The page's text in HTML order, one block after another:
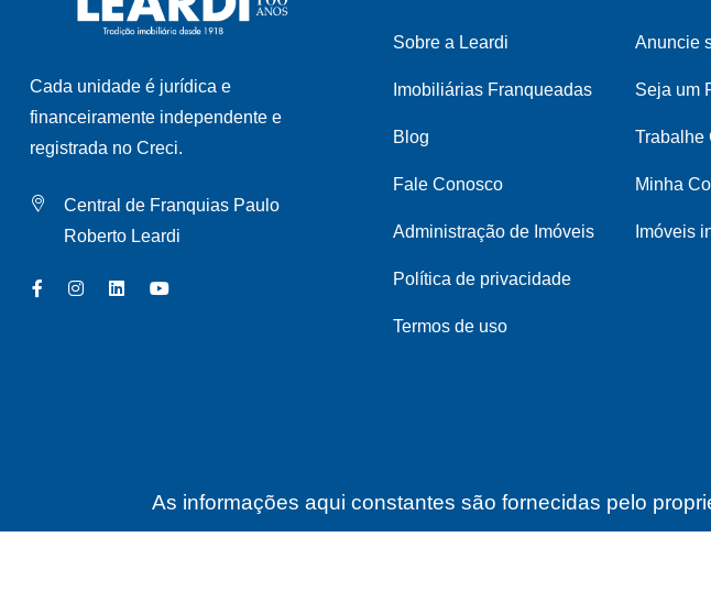
Cada unidade é jurídica e
financeiramente independente e
registrada no Creci.
Central de Franquias Paulo
Roberto Leardi
Sobre a Leardi
Imobiliárias Franqueadas
Blog
Fale Conosco
Administração de Imóveis
Política de privacidade
Termos de uso
Anuncie
Seja um
Trabalhe
Minha
Imóveis
As informações aqui constantes são fornecidas pelo